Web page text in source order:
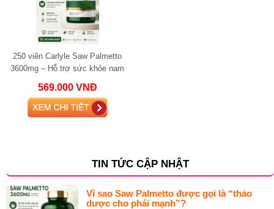
250 viên Carlyle Saw Palmetto
3600mg – Hỗ trợ sức khỏe nam
569.000 VNĐ
TIN TỨC CẬP NHẬT
Vì sao Saw Palmetto được gọi là “thảo
dược cho phái mạnh”?